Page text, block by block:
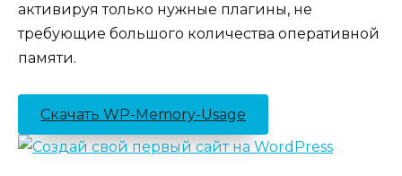
активируя только нужные плагины, не
требующие большого количества оперативной
памяти.
Скачать WP-Memory-Usage